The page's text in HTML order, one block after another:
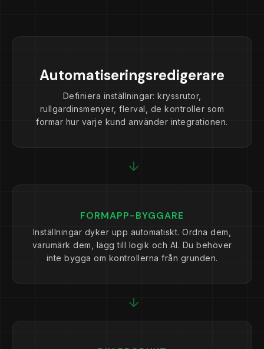
Automatiseringsredigerare
Definiera inställningar: kryssrutor,
rullgardinsmenyer, flerval, de kontroller som
formar hur varje kund använder integrationen.
FORMAPP-BYGGARE
Inställningar dyker upp automatiskt. Ordna dem,
varumärk dem, lägg till logik och AI. Du behöver
inte bygga om kontrollerna från grunden.